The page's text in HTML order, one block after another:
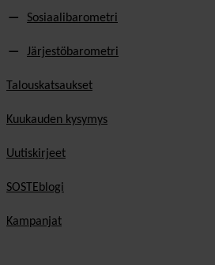
Sosiaalibarometri
Järjestöbarometri
Talouskatsaukset
Kuukauden kysymys
Uutiskirjeet
SOSTEblogi
Kampanjat